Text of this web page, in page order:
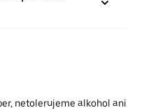
netolerujeme alkohol ani